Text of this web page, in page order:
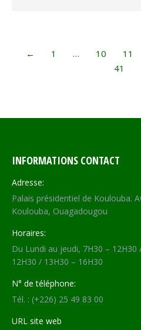
← 1 … 10 11
41
INFORMATIONS CONTACT
Adresse:
Palais présidentiel de Koulouba.
Koulouba, Ouagadougou
Horaires:
Du Lundi au jeudi, 7H30 – 12H30
12H30 / 13H30 – 16H30
N° de téléphone:
Tél. : (+226) 25 49 83 00
URL site web